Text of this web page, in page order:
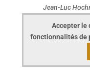
Jean-Luc
Accepter le
fonctionnalités de